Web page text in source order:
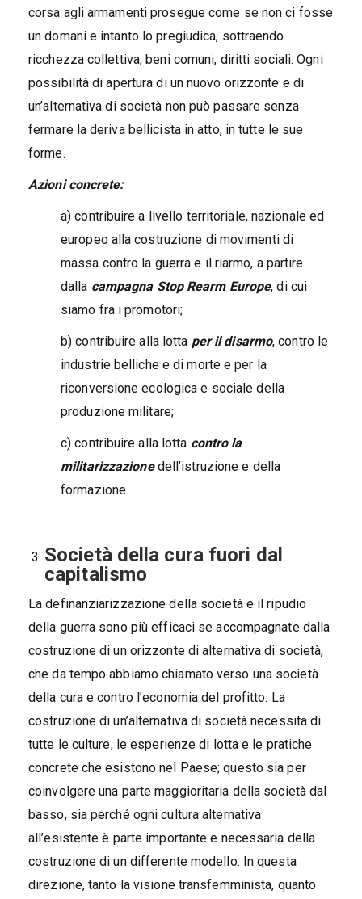
corsa agli armamenti prosegue come se non ci fosse
un domani e intanto lo pregiudica, sottraendo
ricchezza collettiva, beni comuni, diritti sociali. Ogni
possibilità di apertura di un nuovo orizzonte e di
un’alternativa di società non può passare senza
fermare la deriva bellicista in atto, in tutte le sue
forme.
Azioni concrete:
a) contribuire a livello territoriale, nazionale ed
europeo alla costruzione di movimenti di
massa contro la guerra e il riarmo, a partire
dalla campagna Stop Rearm Europe, di cui
siamo fra i promotori;
b) contribuire alla lotta per il disarmo, contro le
industrie belliche e di morte e per la
riconversione ecologica e sociale della
produzione militare;
c) contribuire alla lotta contro la
militarizzazionedell’istruzione e della
formazione.
Società della cura fuori dal
capitalismo
La definanziarizzazione della società e il ripudio
della guerra sono più efficaci se accompagnate dalla
costruzione di un orizzonte di alternativa di società,
che da tempo abbiamo chiamato verso una società
della cura e contro l’economia del profitto. La
costruzione di un’alternativa di società necessita di
tutte le culture, le esperienze di lotta e le pratiche
concrete che esistono nel Paese; questo sia per
coinvolgere una parte maggioritaria della società dal
basso, sia perché ogni cultura alternativa
all’esistente è parte importante e necessaria della
costruzione di un differente modello. In questa
direzione, tanto la visione transfemminista, quanto